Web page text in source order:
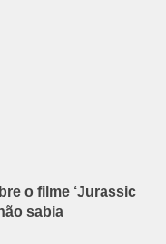
o filme ‘Jurassic
sabia